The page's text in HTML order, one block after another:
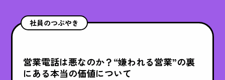
社員のつぶやき
営業電話は悪なのか？“嫌われる営業”の裏
にある本当の価値について